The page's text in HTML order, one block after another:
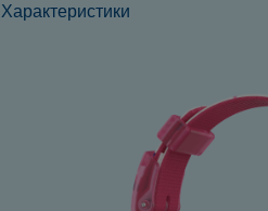
Характеристики